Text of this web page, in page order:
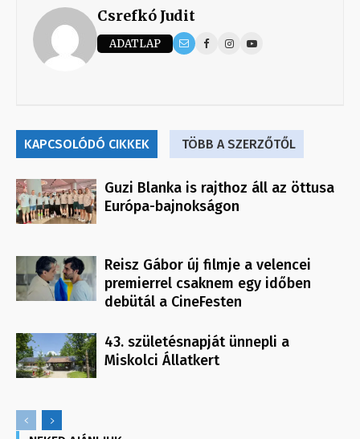
Csrefkó Judit
ADATLAP
KAPCSOLÓDÓ CIKKEK TÖBB A SZERZŐTŐL
Guzi Blanka is rajthoz áll az öttusa
Európa-bajnokságon
Reisz Gábor új filmje a velencei
premierrel csaknem egy időben
debütál a CineFesten
43. születésnapját ünnepli a
Miskolci Állatkert